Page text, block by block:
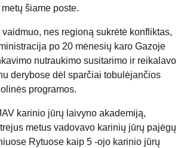
šiame poste.
nes regioną sukrėtė konfliktas,
po 20 mėnesių karo Gazoje
nutraukimo susitarimo ir reikalavo
derybose dėl sparčiai tobulėjančios
programos.
karinio jūrų laivyno akademiją,
metus vadovavo karinių jūrų pajėgų
Rytuose kaip 5 -ojo karinio jūrų